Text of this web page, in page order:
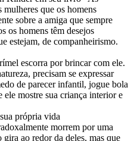
mulheres que os homens
sobre a amiga que sempre
os homens têm desejos
estejam, de companheirismo.
escorra por brincar com ele.
precisam se expressar
de parecer infantil, jogue bola
mostre sua criança interior e
própria vida
morrem por uma
ao redor da deles, mas que